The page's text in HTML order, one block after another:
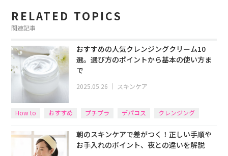
RELATED TOPICS
関連記事
おすすめの人気クレンジングクリーム10
選。選び方のポイントから基本の使い方ま
で
2025.05.26 ｜ スキンケア
How to おすすめ プチプラ デパコス
クレンジング
朝のスキンケアで差がつく！正しい手順や
お手入れのポイント、夜との違いを解説